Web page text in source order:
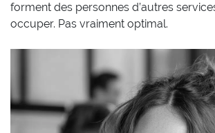
forment des personnes d’autres
occuper. Pas vraiment optimal.